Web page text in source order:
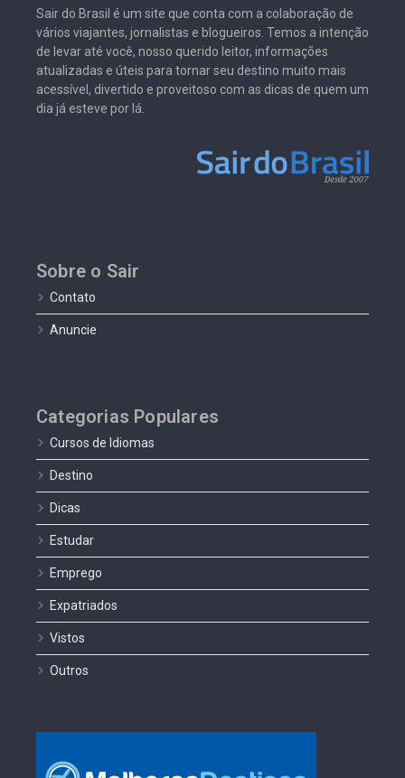
Sair do Brasil é um site que conta com a colaboração de
vários viajantes, jornalistas e blogueiros. Temos a intenção
de levar até você, nosso querido leitor, informações
atualizadas e úteis para tornar seu destino muito mais
acessível, divertido e proveitoso com as dicas de quem um
dia já esteve por lá.
Sobre o Sair
Contato
Anuncie
Categorias Populares
Cursos de Idiomas
Destino
Dicas
Estudar
Emprego
Expatriados
Vistos
Outros